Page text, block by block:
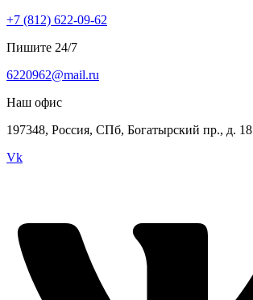
+7 (812) 622-09-62
Пишите 24/7
6220962@mail.ru
Наш офис
197348, Россия, СПб, Богатырский пр., д. 18
Vk